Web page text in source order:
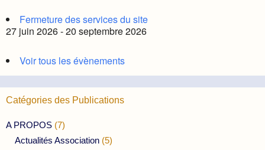
Fermeture des services du site
27 juin 2026 - 20 septembre 2026
Voir tous les évènements
Catégories des Publications
A PROPOS (7)
Actualités Association (5)